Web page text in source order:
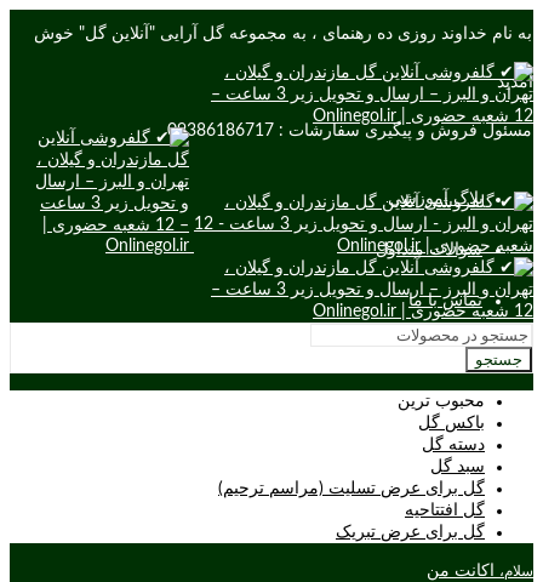
به نام خداوند روزی ده رهنمای ، به مجموعه گل آرایی "آنلاین گل" خوش
آمدید
مسئول فروش و پیگیری سفارشات : 09386186717
بلاگ آموزشی
سوالات متداول
تماس با ما
جستجو
محبوب ترین
باکس گل
دسته گل
سبد گل
گل برای عرض تسلیت (مراسم ترحیم)
گل افتتاحیه
گل برای عرض تبریک
سلام،
اکانت من